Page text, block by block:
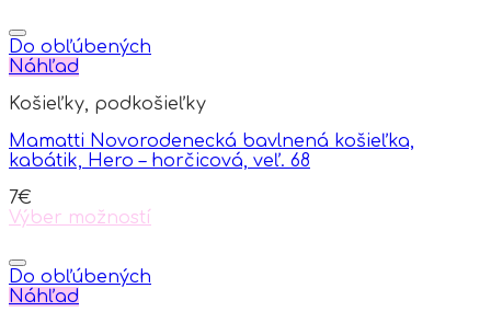
product
has
multiple
The
may
be
on
the
page
Do obľúbených
Náhľad
Košieľky, podkošieľky
Mamatti Novorodenecká bavlnená košieľka,
kabátik, Hero – horčicová, veľ. 68
7€
Výber možností
product
has
multiple
Do obľúbených
Náhľad